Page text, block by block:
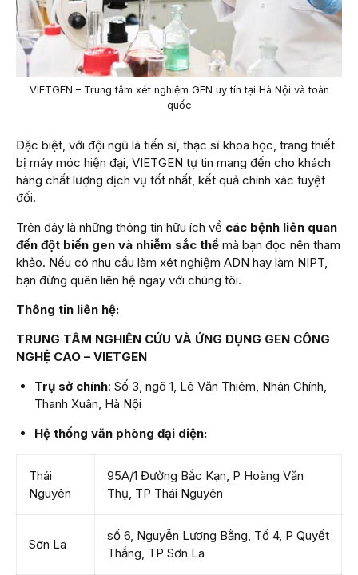
VIETGEN – Trung tâm xét nghiệm GEN uy tín tại Hà Nội và toàn
quốc
Đặc biệt, với đội ngũ là tiến sĩ, thạc sĩ khoa học, trang thiết
bị máy móc hiện đại, VIETGEN tự tin mang đến cho khách
hàng chất lượng dịch vụ tốt nhất, kết quả chính xác tuyệt
đối.
Trên đây là những thông tin hữu ích về các bệnh liên quan
đến đột biến gen và nhiễm sắc thể mà bạn đọc nên tham
khảo. Nếu có nhu cầu làm xét nghiệm ADN hay làm NIPT,
bạn đừng quên liên hệ ngay với chúng tôi.
Thông tin liên hệ:
TRUNG TÂM NGHIÊN CỨU VÀ ỨNG DỤNG GEN CÔNG
NGHỆ CAO – VIETGEN
Trụ sở chính: Số 3, ngõ 1, Lê Văn Thiêm, Nhân Chính,
Thanh Xuân, Hà Nội
Hệ thống văn phòng đại diện:
Thái
Nguyên
95A/1 Đường Bắc Kạn, P Hoàng Văn
Thụ, TP Thái Nguyên
Sơn La
số 6, Nguyễn Lương Bằng, Tổ 4, P Quyết
Thắng, TP Sơn La